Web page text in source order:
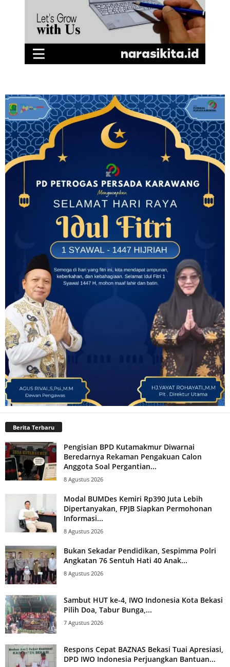
Berita Terbaru
Pengisian BPD Kutamakmur Diwarnai
Beredarnya Rekaman Pengakuan Calon
Anggota Soal Pergantian...
8 Agustus 2026
Modal BUMDes Kemiri Rp390 Juta Lebih
Dipertanyakan, FPJB Siapkan Permohonan
Informasi...
8 Agustus 2026
Bukan Sekadar Pendidikan, Sespimma Polri
Angkatan 76 Sentuh Hati 40 Anak...
8 Agustus 2026
Sambut HUT ke-4, IWO Indonesia Kota Bekasi
Pilih Doa, Tabur Bunga,...
7 Agustus 2026
Respons Cepat BAZNAS Bekasi Tuai Apresiasi,
DPD IWO Indonesia Perjuangkan Bantuan...